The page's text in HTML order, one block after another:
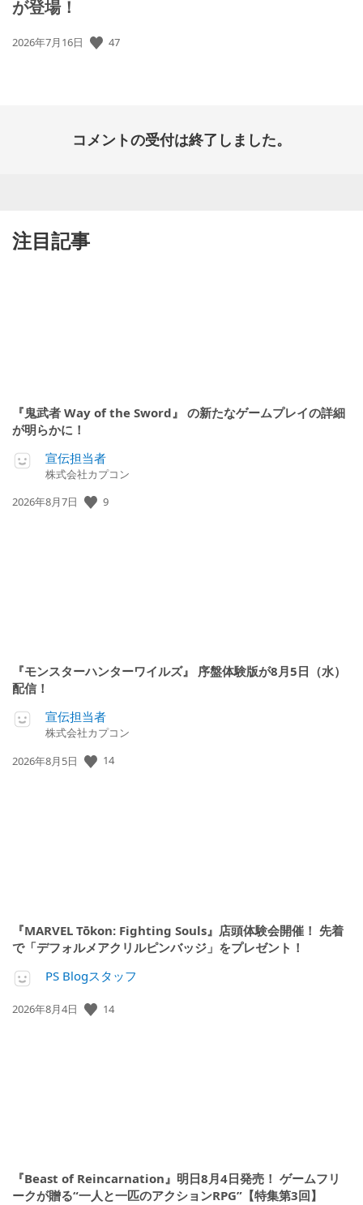
が登場！
公
2026年7月16日 47
コメントの受付は終了しました。
注目記事
『鬼武者 Way of the Sword』 の新たなゲームプレイの詳細
が明らかに！
宣伝担当者
株式会社カプコン
公
2026年8月7日 9
『モンスターハンターワイルズ』 序盤体験版が8月5日（水）
配信！
宣伝担当者
株式会社カプコン
公
2026年8月5日 14
『MARVEL Tōkon: Fighting Souls』店頭体験会開催！ 先着
で「デフォルメアクリルピンバッジ」をプレゼント！
PS Blogスタッフ
公
2026年8月4日 14
『Beast of Reincarnation』明日8月4日発売！ ゲームフリ
ークが贈る“一人と一匹のアクションRPG”【特集第3回】